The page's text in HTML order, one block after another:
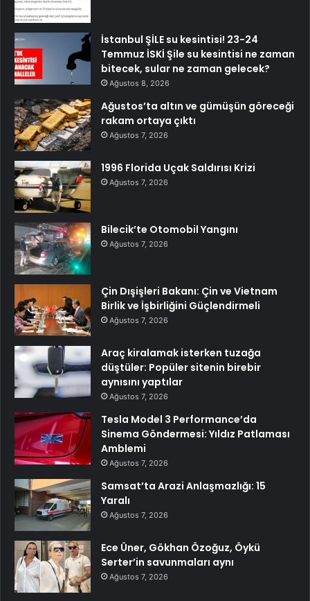
İstanbul ŞİLE su kesintisi! 23-24
Temmuz İSKİ Şile su kesintisi ne zaman
bitecek, sular ne zaman gelecek?
Ağustos 8, 2026
Ağustos’ta altın ve gümüşün göreceği
rakam ortaya çıktı
Ağustos 7, 2026
1996 Florida Uçak Saldırısı Krizi
Ağustos 7, 2026
Bilecik’te Otomobil Yangını
Ağustos 7, 2026
Çin Dışişleri Bakanı: Çin ve Vietnam
Birlik ve İşbirliğini Güçlendirmeli
Ağustos 7, 2026
Araç kiralamak isterken tuzağa
düştüler: Popüler sitenin birebir
aynısını yaptılar
Ağustos 7, 2026
Tesla Model 3 Performance’da
Sinema Göndermesi: Yıldız Patlaması
Amblemi
Ağustos 7, 2026
Samsat’ta Arazi Anlaşmazlığı: 15
Yaralı
Ağustos 7, 2026
Ece Üner, Gökhan Özoğuz, Öykü
Serter’in savunmaları aynı
Ağustos 7, 2026